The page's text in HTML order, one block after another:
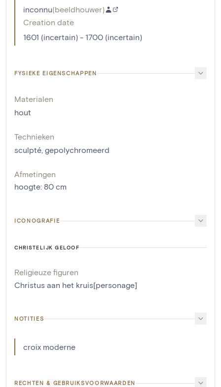
inconnu(beeldhouwer)
Creation date
1601 (incertain) - 1700 (incertain)
FYSIEKE EIGENSCHAPPEN
Materialen
hout
Technieken
sculpté, gepolychromeerd
Afmetingen
hoogte: 80 cm
ICONOGRAFIE
CHRISTELIJK GELOOF
Religieuze figuren
Christus aan het kruis[personage]
NOTITIES
croix moderne
RECHTEN & GEBRUIKSVOORWAARDEN